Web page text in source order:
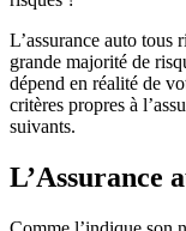
L’assurance auto tous
grande majorité de
dépend en réalité de
critères propres à
suivants.
L’Assurance